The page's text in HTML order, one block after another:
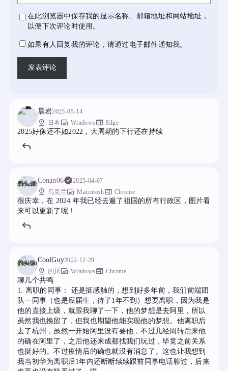
在此浏览器中保存我的显示名称、邮箱地址和网站地址，
以便下次评论时使用。
如果有人回复我的评论，请通过电子邮件通知我。
晨岩2025-05-14
pin_drop 日本devices_other Windowsweb Edge
2025好像还不如2022，大周期的下行还在持续
Conan06 2025-04-07
pin_drop 乌克兰devices_other Macintoshweb Chrome
很庆幸，在 2024 年我已经去遍了祖国的所有行政区，图片看
来可以更新了呢！
CoolGuy2022-12-29
pin_drop 四川 devices_other Windowsweb Chrome
聊几个共鸣
1. 离职的同事： 还是挺感触的，想到好多年前，我们前端团
队一同事（也是应届生，待了1年不到）想要离职，因为我是
他的直接上级，就跟我聊了一下，他的梦想是去阿里，所以
虽然我也挽留了，但我也期望他能实现他的梦想。他离职后
去了杭州，虽然一开始阿里没有要他，不过几经周转后来他
的确在阿里了，之后他还来成都找我们玩过，毕竟之前关系
也挺好的。不过疫情后的确也就没有消息了。这也让我想到
我当初华为离职后1年内还断断续续跟前同事电话聊过，后来